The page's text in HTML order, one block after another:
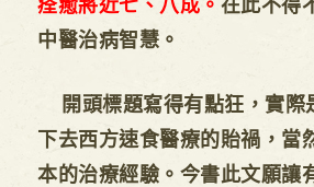
痊癒將近七、八成。 在此不得
中醫治病智慧。
開頭標題寫得有點狂，實際
下去西方速食醫療的貽禍，當
本的治療經驗。今書此文願讓